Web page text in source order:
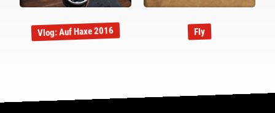
Vlog: Auf Haxe 2016 Fly